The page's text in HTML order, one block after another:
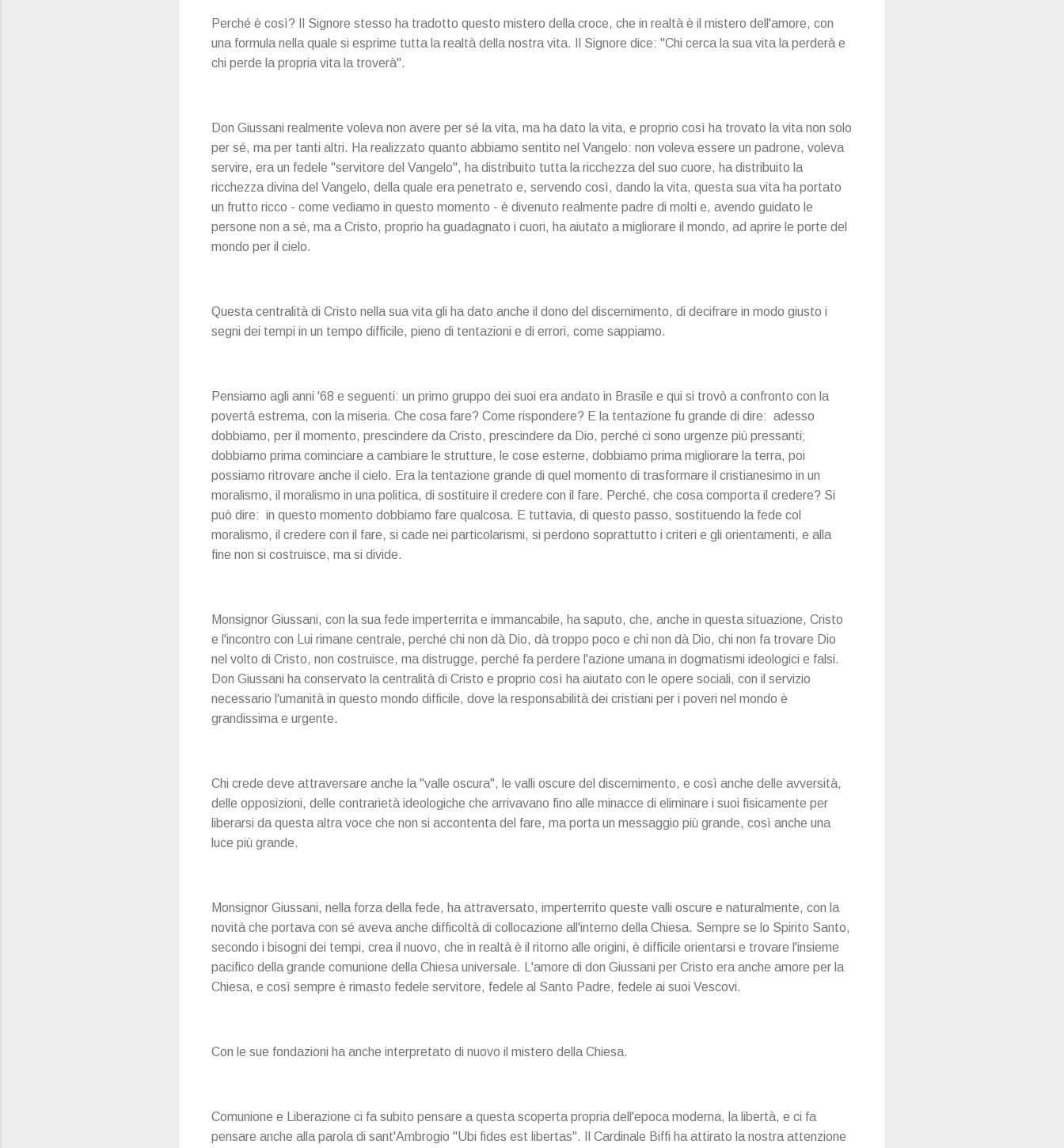
Perché è così? Il Signore stesso ha tradotto questo mistero della croce, che in realtà è il mistero dell'amore, con
una formula nella quale si esprime tutta la realtà della nostra vita. Il Signore dice: "Chi cerca la sua vita la perderà e
chi perde la propria vita la troverà".
Don Giussani realmente voleva non avere per sé la vita, ma ha dato la vita, e proprio così ha trovato la vita non solo
per sé, ma per tanti altri. Ha realizzato quanto abbiamo sentito nel Vangelo: non voleva essere un padrone, voleva
servire, era un fedele "servitore del Vangelo", ha distribuito tutta la ricchezza del suo cuore, ha distribuito la
ricchezza divina del Vangelo, della quale era penetrato e, servendo così, dando la vita, questa sua vita ha portato
un frutto ricco - come vediamo in questo momento - è divenuto realmente padre di molti e, avendo guidato le
persone non a sé, ma a Cristo, proprio ha guadagnato i cuori, ha aiutato a migliorare il mondo, ad aprire le porte del
mondo per il cielo.
Questa centralità di Cristo nella sua vita gli ha dato anche il dono del discernimento, di decifrare in modo giusto i
segni dei tempi in un tempo difficile, pieno di tentazioni e di errori, come sappiamo.
Pensiamo agli anni '68 e seguenti: un primo gruppo dei suoi era andato in Brasile e qui si trovò a confronto con la
povertà estrema, con la miseria. Che cosa fare? Come rispondere? E la tentazione fu grande di dire: adesso
dobbiamo, per il momento, prescindere da Cristo, prescindere da Dio, perché ci sono urgenze più pressanti;
dobbiamo prima cominciare a cambiare le strutture, le cose esterne, dobbiamo prima migliorare la terra, poi
possiamo ritrovare anche il cielo. Era la tentazione grande di quel momento di trasformare il cristianesimo in un
moralismo, il moralismo in una politica, di sostituire il credere con il fare. Perché, che cosa comporta il credere? Si
può dire: in questo momento dobbiamo fare qualcosa. E tuttavia, di questo passo, sostituendo la fede col
moralismo, il credere con il fare, si cade nei particolarismi, si perdono soprattutto i criteri e gli orientamenti, e alla
fine non si costruisce, ma si divide.
Monsignor Giussani, con la sua fede imperterrita e immancabile, ha saputo, che, anche in questa situazione, Cristo
e l'incontro con Lui rimane centrale, perché chi non dà Dio, dà troppo poco e chi non dà Dio, chi non fa trovare Dio
nel volto di Cristo, non costruisce, ma distrugge, perché fa perdere l'azione umana in dogmatismi ideologici e falsi.
Don Giussani ha conservato la centralità di Cristo e proprio così ha aiutato con le opere sociali, con il servizio
necessario l'umanità in questo mondo difficile, dove la responsabilità dei cristiani per i poveri nel mondo è
grandissima e urgente.
Chi crede deve attraversare anche la "valle oscura", le valli oscure del discernimento, e così anche delle avversità,
delle opposizioni, delle contrarietà ideologiche che arrivavano fino alle minacce di eliminare i suoi fisicamente per
liberarsi da questa altra voce che non si accontenta del fare, ma porta un messaggio più grande, così anche una
luce più grande.
Monsignor Giussani, nella forza della fede, ha attraversato, imperterrito queste valli oscure e naturalmente, con la
novità che portava con sé aveva anche difficoltà di collocazione all'interno della Chiesa. Sempre se lo Spirito Santo,
secondo i bisogni dei tempi, crea il nuovo, che in realtà è il ritorno alle origini, è difficile orientarsi e trovare l'insieme
pacifico della grande comunione della Chiesa universale. L'amore di don Giussani per Cristo era anche amore per la
Chiesa, e così sempre è rimasto fedele servitore, fedele al Santo Padre, fedele ai suoi Vescovi.
Con le sue fondazioni ha anche interpretato di nuovo il mistero della Chiesa.
Comunione e Liberazione ci fa subito pensare a questa scoperta propria dell'epoca moderna, la libertà, e ci fa
pensare anche alla parola di sant'Ambrogio "Ubi fides est libertas". Il Cardinale Biffi ha attirato la nostra attenzione